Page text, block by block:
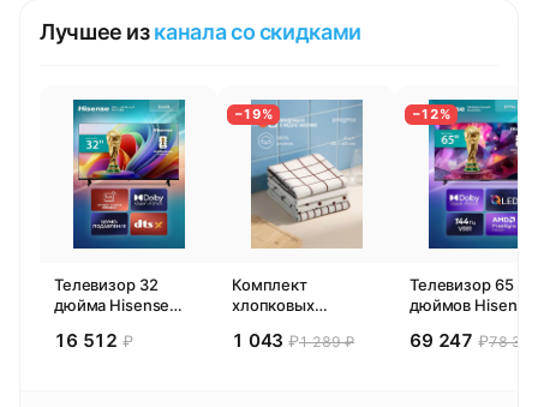
Лучшее изканала со скидками
Телевизор 32
дюйма Hisense
Смарт ТВ HD
16 512 ₽
−19%
Комплект
хлопковых
полотенец 4 шт,
1 043₽1 289 ₽
−12%
Телевизор 65
дюймов Hisense
(2026) Смарт ТВ
69 247 ₽78